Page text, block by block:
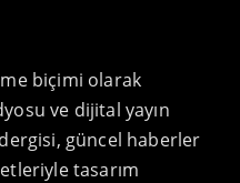
biçimi olarak
ve dijital yayın
güncel haberler
tasarım